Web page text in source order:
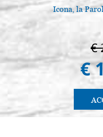
Icona, la
€
€